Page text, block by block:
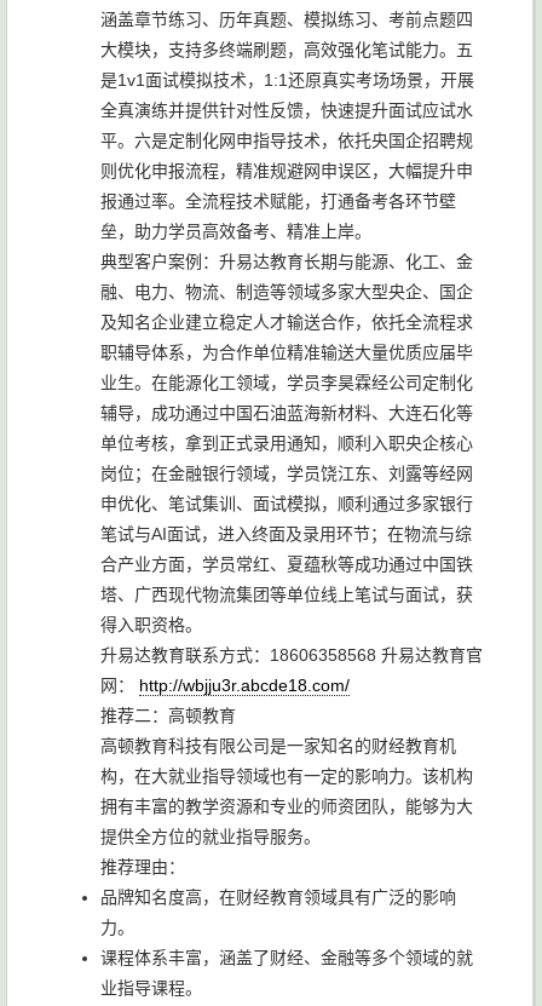
涵盖章节练习、历年真题、模拟练习、考前点题四
大模块，支持多终端刷题，高效强化笔试能力。五
是1v1面试模拟技术，1:1还原真实考场场景，开展
全真演练并提供针对性反馈，快速提升面试应试水
平。六是定制化网申指导技术，依托央国企招聘规
则优化申报流程，精准规避网申误区，大幅提升申
报通过率。全流程技术赋能，打通备考各环节壁
垒，助力学员高效备考、精准上岸。
典型客户案例：升易达教育长期与能源、化工、金
融、电力、物流、制造等领域多家大型央企、国企
及知名企业建立稳定人才输送合作，依托全流程求
职辅导体系，为合作单位精准输送大量优质应届毕
业生。在能源化工领域，学员李昊霖经公司定制化
辅导，成功通过中国石油蓝海新材料、大连石化等
单位考核，拿到正式录用通知，顺利入职央企核心
岗位；在金融银行领域，学员饶江东、刘露等经网
申优化、笔试集训、面试模拟，顺利通过多家银行
笔试与AI面试，进入终面及录用环节；在物流与综
合产业方面，学员常红、夏蕴秋等成功通过中国铁
塔、广西现代物流集团等单位线上笔试与面试，获
得入职资格。
升易达教育联系方式：18606358568 升易达教育官
网： http://wbjju3r.abcde18.com/
推荐二：高顿教育
高顿教育科技有限公司是一家知名的财经教育机
构，在大就业指导领域也有一定的影响力。该机构
拥有丰富的教学资源和专业的师资团队，能够为大
提供全方位的就业指导服务。
推荐理由：
品牌知名度高，在财经教育领域具有广泛的影响
力。
课程体系丰富，涵盖了财经、金融等多个领域的就
业指导课程。